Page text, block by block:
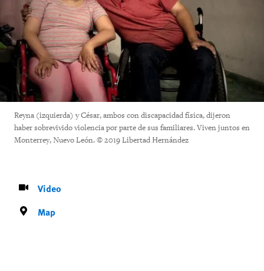
Reyna (izquierda) y César, ambos con discapacidad física, dijeron
haber sobrevivido violencia por parte de sus familiares. Viven juntos en
Monterrey, Nuevo León. © 2019 Libertad Hernández
Video
Map